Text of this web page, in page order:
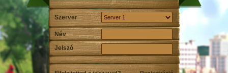
Szerver
Név
Jelszó